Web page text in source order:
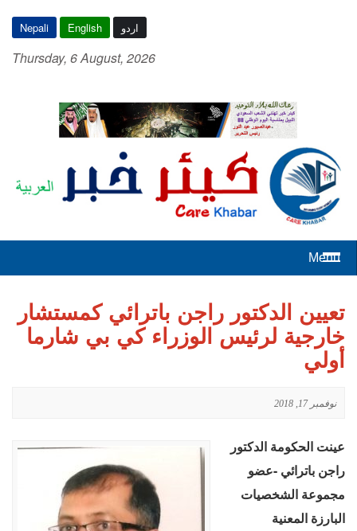
Nepali English اردو
Thursday, 6 August, 2026
Menu
تعيين الدكتور راجن باترائي كمستشار
خارجية لرئيس الوزراء كي بي شارما
أولي
نوفمبر 17, 2018
عينت الحكومة الدكتور
راجن باترائي -عضو
مجموعة الشخصيات
البارزة المعنية